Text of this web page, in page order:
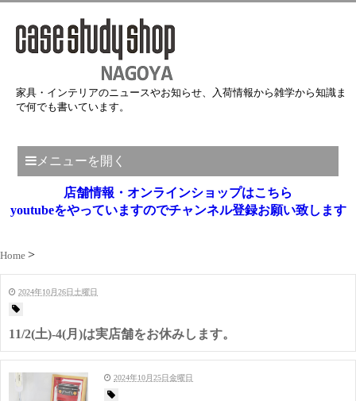
家具・インテリアのニュースやお知らせ、入荷情報から雑学から知識ま
で何でも書いています。
メニューを開く
店舗情報・オンラインショップはこちら
youtubeをやっていますのでチャンネル登録お願い致します
Home
2024年10月26日土曜日
11/2(土)-4(月)は実店舗をお休みします。
2024年10月25日金曜日